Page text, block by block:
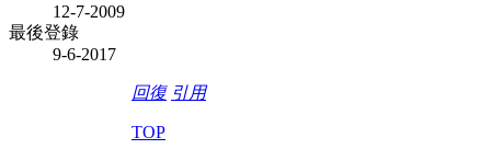
12-7-2009
最後登錄
9-6-2017
回復 引用
TOP